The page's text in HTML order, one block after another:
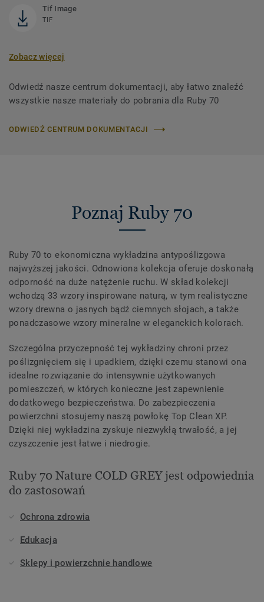
Tif Image
TIF
Zobacz więcej
Odwiedź nasze centrum dokumentacji, aby łatwo znaleźć
wszystkie nasze materiały do ​​pobrania dla Ruby 70
ODWIEDŹ CENTRUM DOKUMENTACJI
Poznaj Ruby 70
Ruby 70 to ekonomiczna wykładzina antypoślizgowa
najwyższej jakości. Odnowiona kolekcja oferuje doskonałą
odporność na duże natężenie ruchu. W skład kolekcji
wchodzą 33 wzory inspirowane naturą, w tym realistyczne
wzory drewna o jasnych bądź ciemnych słojach, a także
ponadczasowe wzory mineralne w eleganckich kolorach.
Szczególna przyczepność tej wykładziny chroni przez
poślizgnięciem się i upadkiem, dzięki czemu stanowi ona
idealne rozwiązanie do intensywnie użytkowanych
pomieszczeń, w których konieczne jest zapewnienie
dodatkowego bezpieczeństwa. Do zabezpieczenia
powierzchni stosujemy naszą powłokę Top Clean XP.
Dzięki niej wykładzina zyskuje niezwykłą trwałość, a jej
czyszczenie jest łatwe i niedrogie.
Ruby 70 Nature COLD GREY jest odpowiednia
do zastosowań
Ochrona zdrowia
Edukacja
Sklepy i powierzchnie handlowe